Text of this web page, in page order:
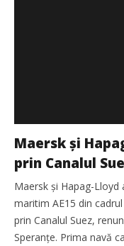
Maersk și
prin Canalul
Maersk și Hapag-
maritim AE15 din
prin Canalul Suez,
Speranțe. Prima navă